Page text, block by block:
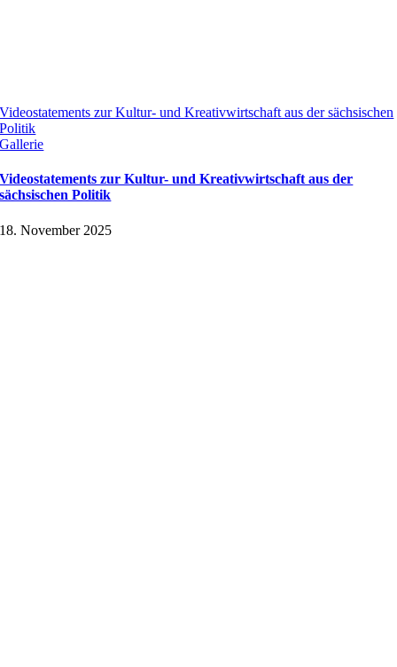
Videostatements zur Kultur- und Kreativwirtschaft aus der sächsischen
Politik
Gallerie
Videostatements zur Kultur- und Kreativwirtschaft aus der
sächsischen Politik
18. November 2025